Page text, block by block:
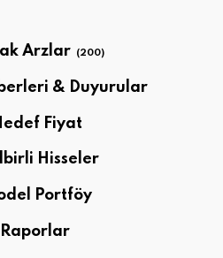
Arzlar (200)
& Duyurular
Fiyat
Hisseler
Portföy
Raporlar